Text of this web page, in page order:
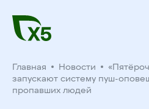
Главная Новости
запускают систему пуш-
пропавших людей